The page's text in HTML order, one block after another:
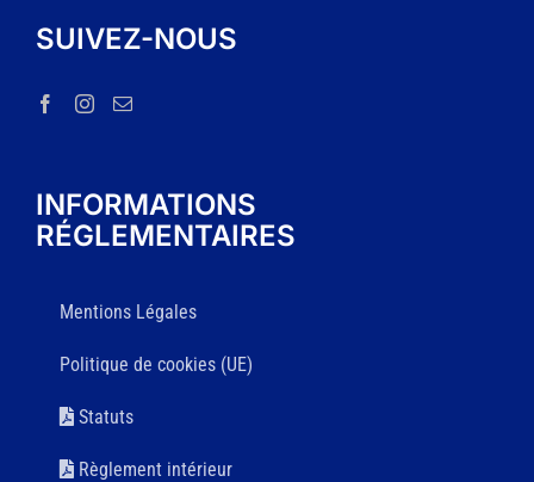
SUIVEZ-NOUS
INFORMATIONS
RÉGLEMENTAIRES
Mentions Légales
Politique de cookies (UE)
Statuts
Règlement intérieur